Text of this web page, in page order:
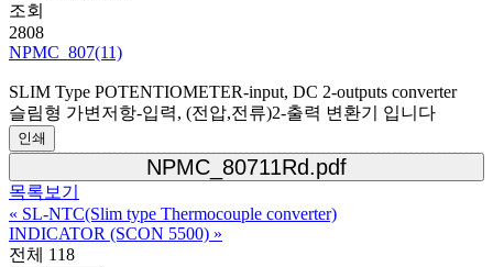
조회
2808
NPMC_807(11)
SLIM Type POTENTIOMETER-input, DC 2-outputs converter
슬림형 가변저항-입력, (전압,전류)2-출력 변환기 입니다
인쇄
NPMC_80711Rd.pdf
목록보기
« SL-NTC(Slim type Thermocouple converter)
INDICATOR (SCON 5500) »
전체 118